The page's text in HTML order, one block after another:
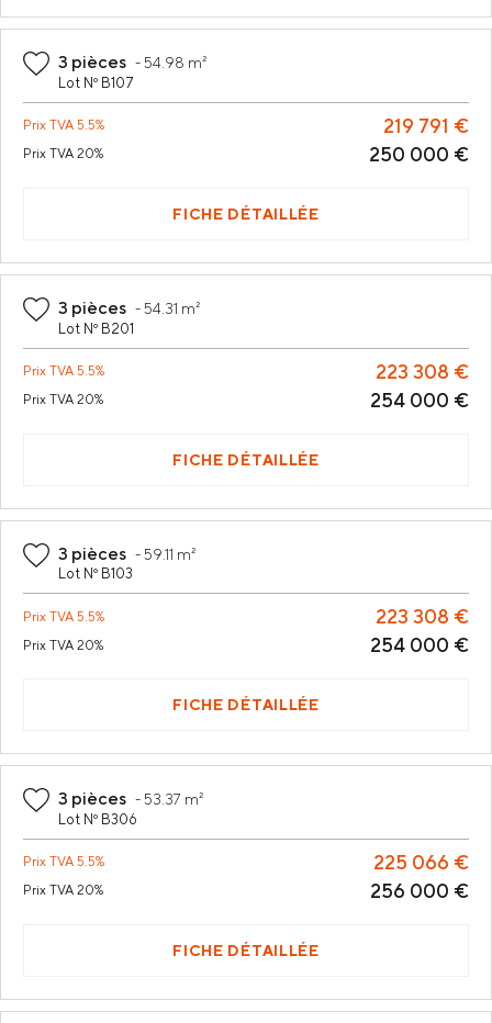
3 pièces -54.98 m²
Lot Nº B107
Prix TVA 5.5% 219 791 €
Prix TVA 20% 250 000 €
FICHE DÉTAILLÉE
3 pièces -54.31 m²
Lot Nº B201
Prix TVA 5.5% 223 308 €
Prix TVA 20% 254 000 €
FICHE DÉTAILLÉE
3 pièces -59.11 m²
Lot Nº B103
Prix TVA 5.5% 223 308 €
Prix TVA 20% 254 000 €
FICHE DÉTAILLÉE
3 pièces -53.37 m²
Lot Nº B306
Prix TVA 5.5% 225 066 €
Prix TVA 20% 256 000 €
FICHE DÉTAILLÉE